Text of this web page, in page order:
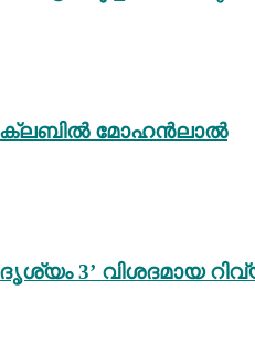
ക്ലബിൽ മോഹൻലാൽ
3’ വിശദമായ